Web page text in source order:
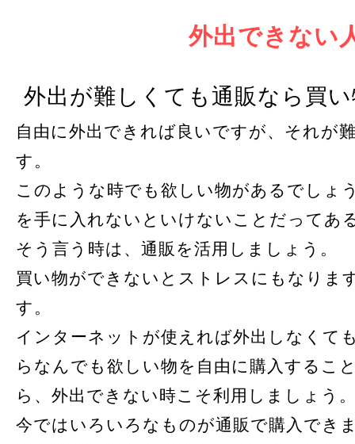
外出できない
外出が難しくても通販なら買
自由に外出できれば良いですが、それが
す。
このような時でも欲しい物があるでしょ
を手に入れないといけないことだってあ
そう言う時は、通販を活用しましょう。
買い物ができないとストレスにもなりま
す。
インターネットが使えれば外出しなくて
らなんでも欲しい物を自由に購入するこ
ら、外出できない時こそ利用しましょう
今ではいろいろなものが通販で購入でき